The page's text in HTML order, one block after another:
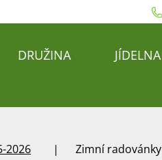
DRUŽINA JÍDELNA
2026 Zimní radovánky